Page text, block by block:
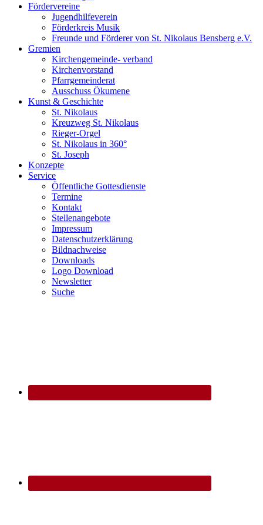
Fördervereine
Jugendhilfeverein
Förderkreis Musik
Freunde und Förderer von St. Nikolaus Bensberg e.V.
Gremien
Kirchengemeinde- verband
Kirchenvorstand
Pfarrgemeinderat
Ausschuss Ökumene
Kunst & Geschichte
St. Nikolaus
Kreuzweg St. Nikolaus
Rieger-Orgel
St. Nikolaus in 360°
St. Joseph
Konzepte
Service
Öffentliche Gottesdienste
Termine
Kontakt
Stellenangebote
Impressum
Datenschutzerklärung
Bildnachweise
Downloads
Logo Download
Newsletter
Suche